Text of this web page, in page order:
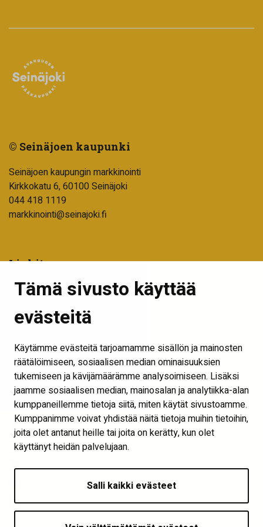
Tämä sivusto käyttää
evästeitä
Käytämme evästeitä tarjoamamme sisällön ja mainosten
räätälöimiseen, sosiaalisen median ominaisuuksien
tukemiseen ja kävijämäärämme analysoimiseen. Lisäksi
jaamme sosiaalisen median, mainosalan ja analytiikka-alan
kumppaneillemme tietoja siitä, miten käytät sivustoamme.
Kumppanimme voivat yhdistää näitä tietoja muihin tietoihin,
joita olet antanut heille tai joita on kerätty, kun olet
käyttänyt heidän palvelujaan.
Salli kaikki evästeet
© Seinäjoen kaupunki
Seinäjoen kaupungin markkinointi
Kirkkokatu 6, 60100 Seinäjoki
044 418 1119
markkinointi@seinajoki.fi
Linkit
Tilaa uutiskirje
Seinäjoen kaupunki
Visit Seinäjoki
Näytä evästeasetukset
Seuraa meitä